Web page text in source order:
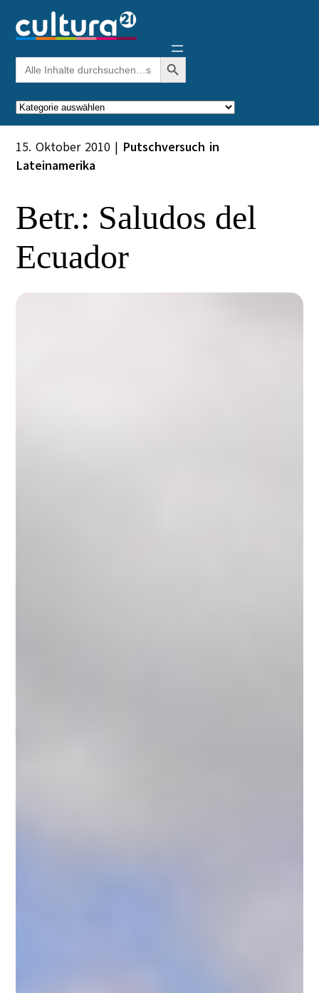
Inhalt
springen
Search
for:
Search Button
Kategorien
15. Oktober 2010 | Putschversuch in
Lateinamerika
Betr.: Saludos del
Ecuador